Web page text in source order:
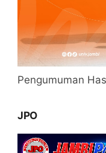
Pengumuman
JPO